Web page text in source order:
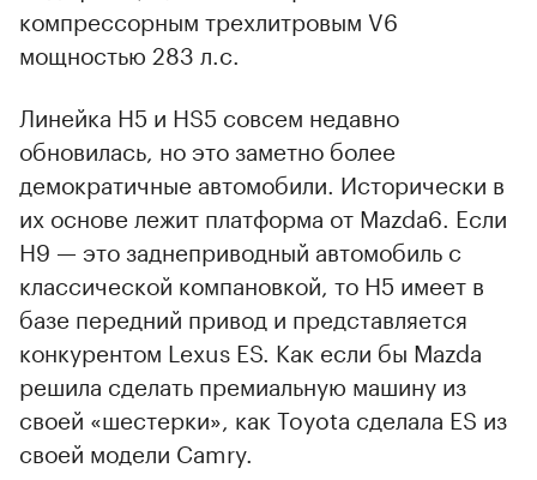
компрессорным трехлитровым V6
мощностью 283 л.с.
Линейка H5 и HS5 совсем недавно
обновилась, но это заметно более
демократичные автомобили. Исторически в
их основе лежит платформа от Mazda6. Если
H9 — это заднеприводный автомобиль с
классической компановкой, то H5 имеет в
базе передний привод и представляется
конкурентом Lexus ES. Как если бы Mazda
решила сделать премиальную машину из
своей «шестерки», как Toyota сделала ES из
своей модели Camry.